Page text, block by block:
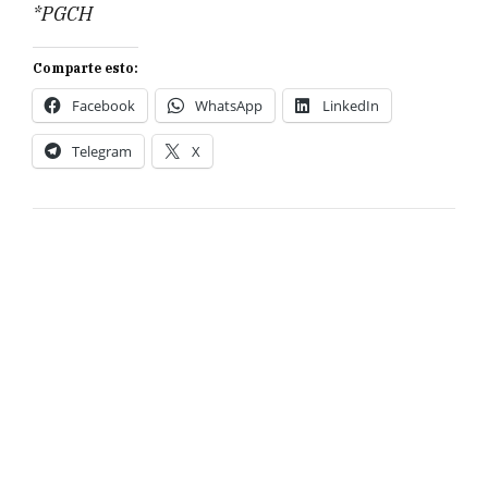
*PGCH
Comparte esto:
Facebook WhatsApp LinkedIn
Telegram X